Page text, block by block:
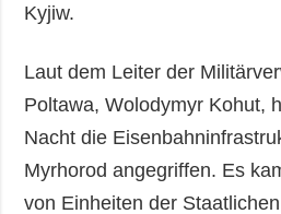
Kyjiw.
Laut dem Leiter der
Poltawa, Wolodymyr Kohut,
Nacht die
Myrhorod angegriffen. Es
von Einheiten der Staatlichen